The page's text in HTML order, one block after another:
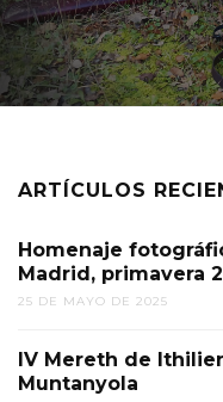
ARTÍCULOS
Homenaje
Madrid, primavera
25 DE MAYO DE 2025
IV Mereth de
Muntanyola